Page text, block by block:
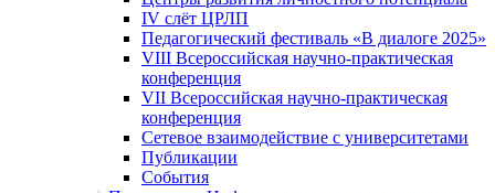
IV слёт ЦРЛП
Педагогический фестиваль «В диалоге 2025»
VIII Всероссийская научно-практическая
конференция
VII Всероссийская научно-практическая
конференция
Сетевое взаимодействие с университетами
Публикации
События